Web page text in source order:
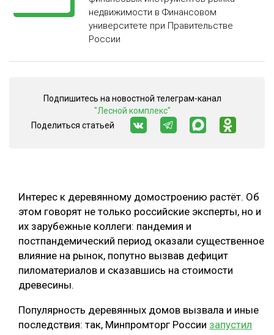
СУШКА ДРЕВЕСИНЫ
МЕБЕЛЬНОЕ ПРОИЗВОДСТВО
недвижимости в Финансовом
университете при Правительстве
России
Интерес к деревянному домостроению растёт. Об
этом говорят не только российские эксперты, но и
их зарубежные коллеги: пандемия и
постпандемический период оказали существенное
влияние на рынок, попутно вызвав дефицит
пиломатериалов и сказавшись на стоимости
древесины.
Популярность деревянных домов вызвала и иные
последствия: так, Минпромторг России запустил
Подпишитесь на новостной телеграм-канал
"Лесной комплекс"
Поделиться статьей